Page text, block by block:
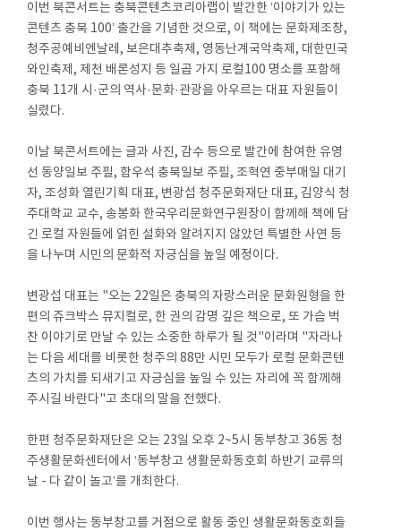
이번 북콘서트는 충북콘텐츠코리아랩이 발간한 ‘이야기가 있는
콘텐츠 충북 100’ 출간을 기념한 것으로, 이 책에는 문화제조창,
청주공예비엔날레, 보은대추축제, 영동난계국악축제, 대한민국
와인축제, 제천 배론성지 등 일곱 가지 로컬100 명소를 포함해
충북 11개 시·군의 역사·문화·관광을 아우르는 대표 자원들이
실렸다.
이날 북콘서트에는 글과 사진, 감수 등으로 발간에 참여한 유영
선 동양일보 주필, 함우석 충북일보 주필, 조혁연 중부매일 대기
자, 조성화 열린기획 대표, 변광섭 청주문화재단 대표, 김양식 청
주대학교 교수, 송봉화 한국우리문화연구원장이 함께해 책에 담
긴 로컬 자원들에 얽힌 설화와 알려지지 않았던 특별한 사연 등
을 나누며 시민의 문화적 자긍심을 높일 예정이다.
변광섭 대표는 "오는 22일은 충북의 자랑스러운 문화원형을 한
편의 쥬크박스 뮤지컬로, 한 권의 감명 깊은 책으로, 또 가슴 벅
찬 이야기로 만날 수 있는 소중한 하루가 될 것"이라며 "자라나
는 다음 세대를 비롯한 청주의 88만 시민 모두가 로컬 문화콘텐
츠의 가치를 되새기고 자긍심을 높일 수 있는 자리에 꼭 함께해
주시길 바란다"고 초대의 말을 전했다.
한편 청주문화재단은 오는 23일 오후 2~5시 동부창고 36동 청
주생활문화센터에서 ‘동부창고 생활문화동호회 하반기 교류의
날 - 다 같이 놀고’를 개최한다.
이번 행사는 동부창고를 거점으로 활동 중인 생활문화동호회들